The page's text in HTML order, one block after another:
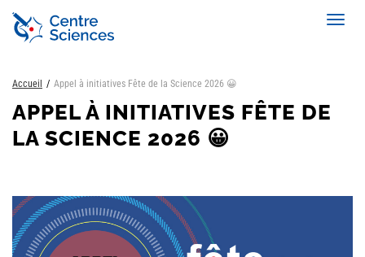
Aller
contenu
Accueil Appel à initiatives Fête de la Science 2026 😀
APPEL À INITIATIVES FÊTE DE
LA SCIENCE 2026 😀